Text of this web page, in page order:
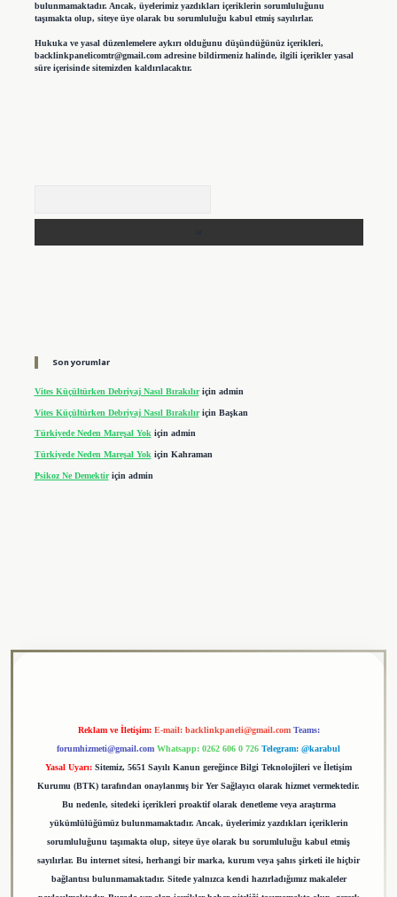
bulunmamaktadır. Ancak, üyelerimiz yazdıkları içeriklerin sorumluluğunu
taşımakta olup, siteye üye olarak bu sorumluluğu kabul etmiş sayılırlar.
Hukuka ve yasal düzenlemelere aykırı olduğunu düşündüğünüz içerikleri,
backlinkpanelicomtr@gmail.comadresine bildirmeniz halinde, ilgili içerikler yasal
süre içerisinde sitemizden kaldırılacaktır.
Son yorumlar
Vites Küçültürken Debriyaj Nasıl Bırakılıriçin admin
Vites Küçültürken Debriyaj Nasıl Bırakılıriçin Başkan
Türkiyede Neden Mareşal Yokiçin admin
Türkiyede Neden Mareşal Yok için Kahraman
Psikoz Ne Demektiriçin admin
Reklam ve İletişim: E-mail: backlinkpaneli@gmail.com Teams:
forumhizmeti@gmail.com Whatsapp: 0262 606 0 726 Telegram: @karabul
Yasal Uyarı: Sitemiz, 5651 Sayılı Kanun gereğince Bilgi Teknolojileri ve İletişim
Kurumu (BTK) tarafından onaylanmış bir Yer Sağlayıcı olarak hizmet vermektedir.
Bu nedenle, sitedeki içerikleri proaktif olarak denetleme veya araştırma
yükümlülüğümüz bulunmamaktadır. Ancak, üyelerimiz yazdıkları içeriklerin
sorumluluğunu taşımakta olup, siteye üye olarak bu sorumluluğu kabul etmiş
sayılırlar. Bu internet sitesi, herhangi bir marka, kurum veya şahıs şirketi ile hiçbir
bağlantısı bulunmamaktadır. Sitede yalnızca kendi hazırladığımız makaleler